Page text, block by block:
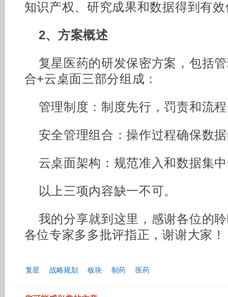
知识产权、研究成果和数据得到有
2、方案概述
复星医药的研发保密方案，包括
合+云桌面三部分组成：
管理制度：制度先行，罚责和流
安全管理组合：操作过程确保数
云桌面架构：规范准入和数据集
以上三项内容缺一不可。
我的分享就到这里，感谢各位的
各位专家多多批评指正，谢谢大家！
复星 战略规划 板块 制药 医药